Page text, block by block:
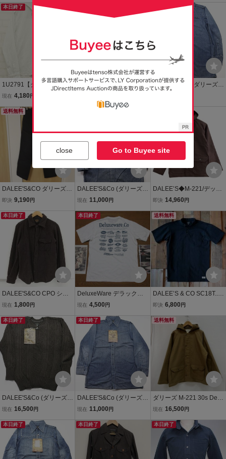
ビー/マッコイズ バズリ
本日終了
1U2791【クリックポスト
対応】DALEE'S&Co 30'S
ャラコシャツ
現在 4,180 円
DALEE'S&CO (ダリーズ
アンドコー) SEALs.WP...3
0s NAVY TROUSER / シ
ールズ 30sネイビートラ
ーキ w29 / パンツ
DALEE'S&Co (ダリーズア
ンドコー) WERH...30s Co
ドレスウエスタン 未使用
品 size 14.5 / デラックス
ウエア
送料無料
DALEE'S&CO ダリーズ 3
0's ハントボトム ダブルト
ンツ TIMBER ダブルニー
DELUXEWARE W30 ブラ
ック(黒）
即決 9,190 円
DALEE'S&Co (ダリーズア
ンドコー) WERH...30s Co
ドレスウエスタン 未使用
品 size 15.5 / デラックス
ウエア
現在 11,000 円
DALEE’S◆M-221/デッキ
ジャケット/コットン/14.5/
即決 14,960 円
本日終了
DALEE'S&CO CPO シャ
ツ ジャケット ブラウン ウ
ク アウター メンズ ダリー
ズ＆コー
現在 1,800 円
本日終了
DeluxeWare デラックス
ウエア Deluxe Ware ダリ
O DALEES コラボ ロゴ T
シャツ 41 L ダブルネーム
カタログ
現在 4,500 円
送料無料
DALEE’S & CO SC18T...3
0s STAND COLLAR 37 ダ
Tシャツ S
即決 6,800 円
本日終了
DALEE'S&Co (ダリーズア
ンドコー) Irad.Sweater...3
ER / アイラッドセーター
未使用品 GRAY size 41/デ
ラックスウエア
現在 16,500 円
本日終了
DALEE'S&Co (ダリーズア
ンドコー) WERH...30s Co
ドレスウエスタン 未使用
品 size 16.5 / デラックス
ウエア
現在 11,000 円
送料無料
ダリーズ M-221 30s Deck
Jacket ミリタリー デッキ
現在 16,500 円
本日終了 本日終了 本日終了
close Go to Buyee site